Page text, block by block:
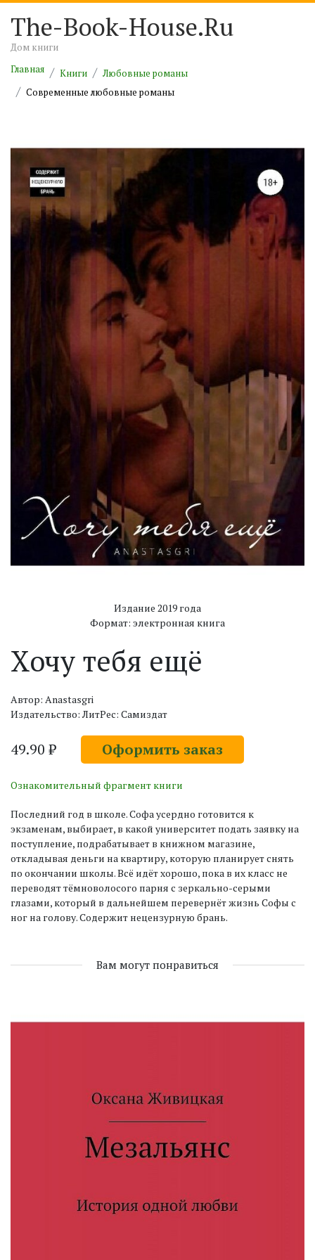
The-Book-House.Ru
Дом книги
Главная
Книги
Любовные романы
Современные любовные романы
Издание 2019 года
Формат: электронная книга
Хочу тебя ещё
Автор: Anastasgri
Издательство: ЛитРес: Самиздат
49.90 ₽ Оформить заказ
Ознакомительный фрагмент книги
Последний год в школе. Софа усердно готовится к
экзаменам, выбирает, в какой университет подать заявку на
поступление, подрабатывает в книжном магазине,
откладывая деньги на квартиру, которую планирует снять
по окончании школы. Всё идёт хорошо, пока в их класс не
переводят тёмноволосого парня с зеркально-серыми
глазами, который в дальнейшем перевернёт жизнь Софы с
ног на голову. Содержит нецензурную брань.
Вам могут понравиться